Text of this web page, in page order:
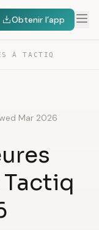
Obtenir l’app
À TACTIQ
Mar 2026